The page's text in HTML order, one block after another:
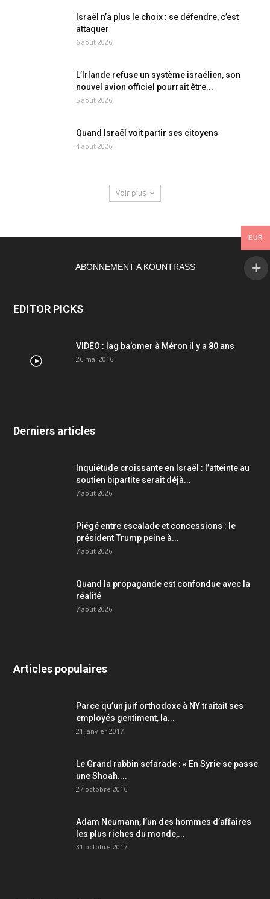
Israël n’a plus le choix : se défendre, c’est
attaquer
6 août 2026
L’Irlande refuse un système israélien, son
nouvel avion officiel pourrait être...
5 août 2026
Quand Israël voit partir ses citoyens
4 août 2026
Voir plus
ABONNEMENT A KOUNTRASS
EDITOR PICKS
VIDEO : lag ba’omer à Méron il y a 80 ans
26 mai 2016
Derniers articles
Inquiétude croissante en Israël : l’atteinte au
soutien bipartite serait déjà...
7 août 2026
Piégé entre escalade et concessions : le
président Trump peine à...
7 août 2026
Quand la propagande est confondue avec la
réalité
7 août 2026
Articles populaires
Parce qu’un juif orthodoxe à NY traitait ses
employés gentiment, la...
21 janvier 2017
Le Grand rabbin sefarade : « En Syrie se passe
une Shoah....
27 octobre 2016
Adam Neumann, l’un des hommes d’affaires
les plus riches du monde,...
31 octobre 2017
EUR